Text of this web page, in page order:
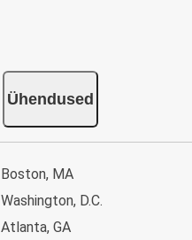
Ühendused
Boston, MA
Washington, D.C.
Atlanta, GA